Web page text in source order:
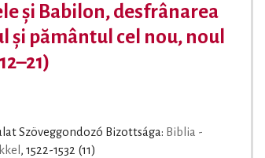
şi Babilon, desfrânarea
şi pământul cel nou, noul
Szöveggondozó Bizottsága: Biblia -
, 1522-1532 (11)